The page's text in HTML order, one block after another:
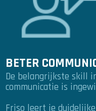
BETER
De belangrijkste skill
communicatie is
Friso leert je